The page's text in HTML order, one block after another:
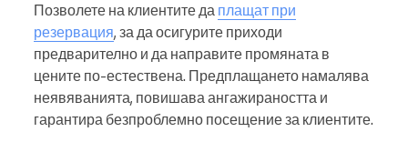
Позволете на клиентите да плащат при
резервация, за да осигурите приходи
предварително и да направите промяната в
цените по-естествена. Предплащането намалява
неявяванията, повишава ангажираността и
гарантира безпроблемно посещение за клиентите.